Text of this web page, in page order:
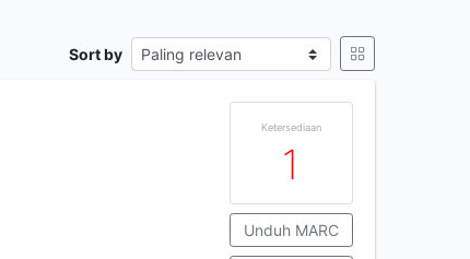
Sort by
Ketersediaan
1
Unduh MARC